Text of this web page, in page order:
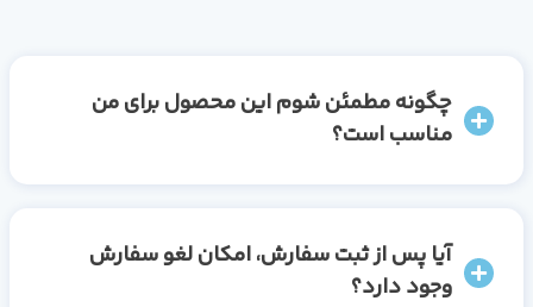
چگونه مطمئن شوم این محصول برای من
مناسب است؟
آیا پس از ثبت سفارش، امکان لغو سفارش
وجود دارد؟